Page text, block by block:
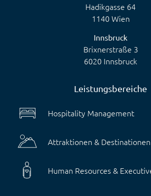
Hadikgasse 64
1140 Wien
Innsbruck
Brixnerstraße 3
6020 Innsbruck
Leistungsbereiche
Hospitality Management
Attraktionen & Destinationen
Human Resources &